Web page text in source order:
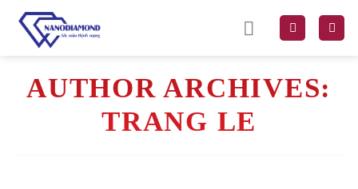
content
AUTHOR ARCHIVES:
TRANG LE